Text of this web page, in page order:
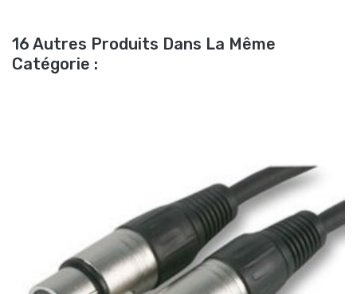
16 Autres Produits Dans La Même
Catégorie :